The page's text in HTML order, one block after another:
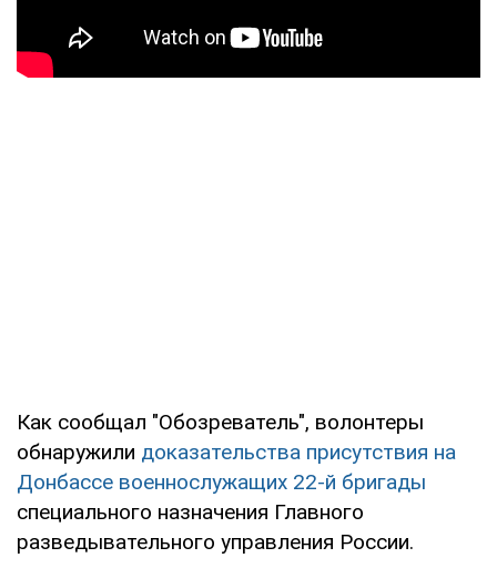
Как сообщал "Обозреватель", волонтеры
обнаружили доказательства присутствия на
Донбассе военнослужащих 22-й бригады
специального назначения Главного
разведывательного управления России.